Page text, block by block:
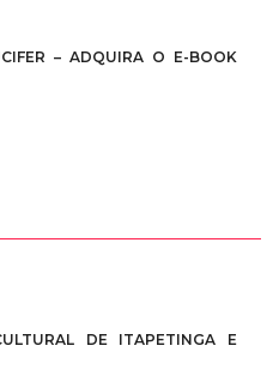
– ADQUIRA O E-BOOK
DE ITAPETINGA E